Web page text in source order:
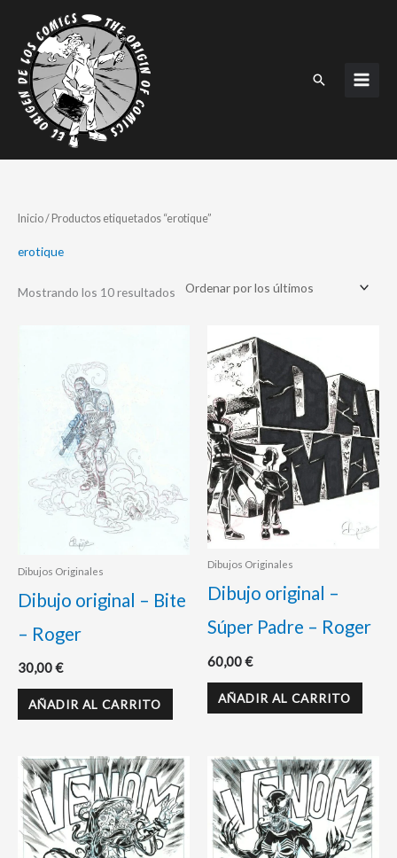
contenido
Buscar
Inicio/ Productos etiquetados “erotique”
erotique
Mostrando los 10 resultados
Ordenado
por
Dibujos Originales
Dibujo original – Bite
– Roger
30,00€
AÑADIR AL CARRITO
Dibujos Originales
Dibujo original –
Súper Padre – Roger
60,00€
AÑADIR AL CARRITO